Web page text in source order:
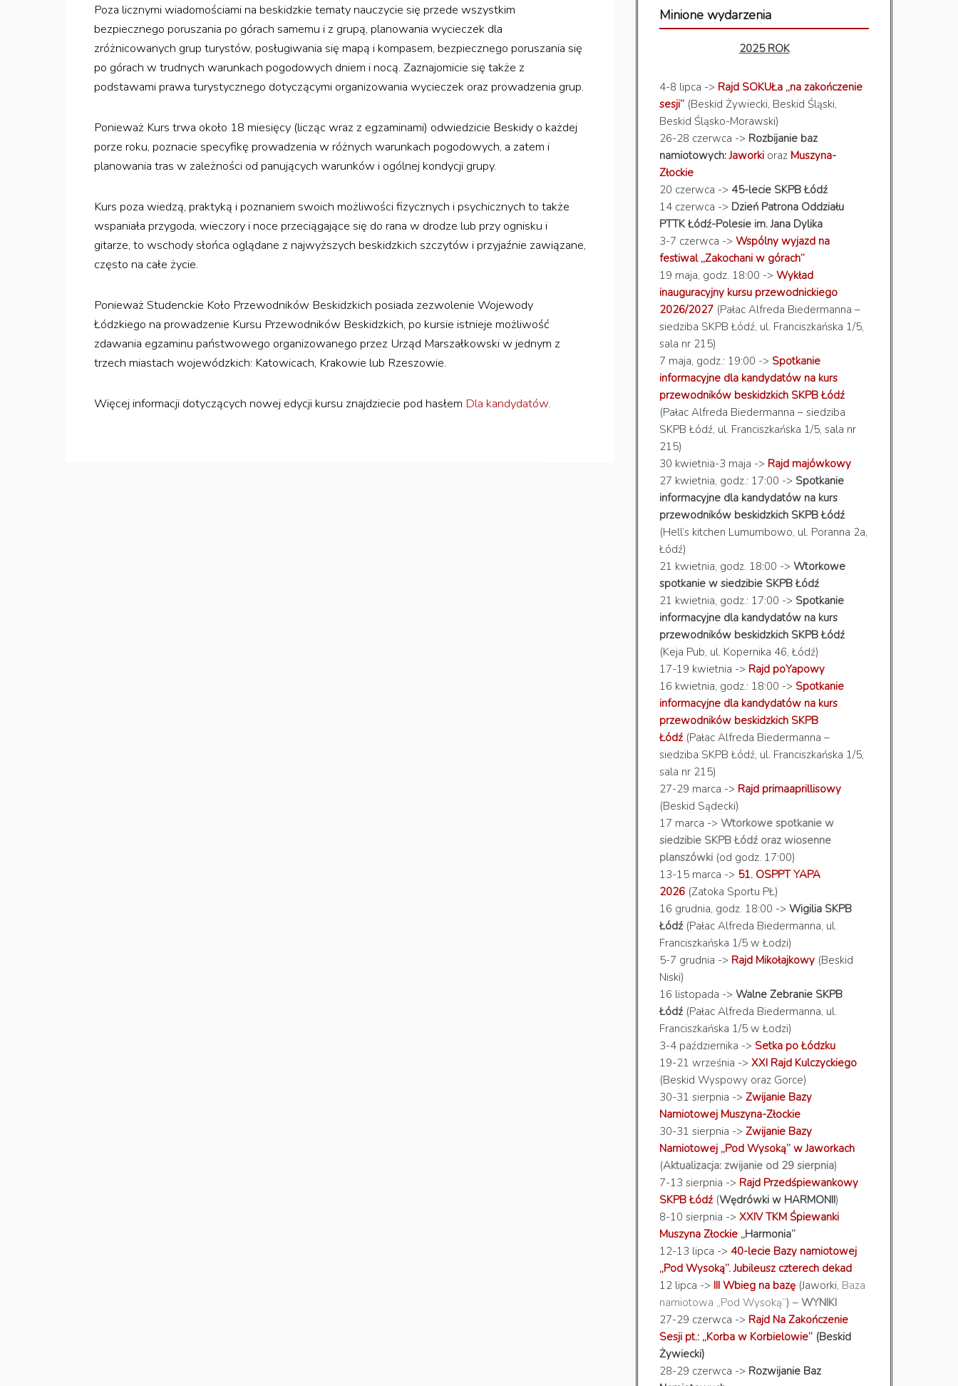
Poza licznymi wiadomościami na beskidzkie tematy nauczycie się przede wszystkim
bezpiecznego poruszania po górach samemu i z grupą, planowania wycieczek dla
zróżnicowanych grup turystów, posługiwania się mapą i kompasem, bezpiecznego poruszania się
po górach w trudnych warunkach pogodowych dniem i nocą. Zaznajomicie się także z
podstawami prawa turystycznego dotyczącymi organizowania wycieczek oraz prowadzenia grup.
Ponieważ Kurs trwa około 18 miesięcy (licząc wraz z egzaminami) odwiedzicie Beskidy o każdej
porze roku, poznacie specyfikę prowadzenia w różnych warunkach pogodowych, a zatem i
planowania tras w zależności od panujących warunków i ogólnej kondycji grupy.
Kurs poza wiedzą, praktyką i poznaniem swoich możliwości fizycznych i psychicznych to także
wspaniała przygoda, wieczory i noce przeciągające się do rana w drodze lub przy ognisku i
gitarze, to wschody słońca oglądane z najwyższych beskidzkich szczytów i przyjaźnie zawiązane,
często na całe życie.
Ponieważ Studenckie Koło Przewodników Beskidzkich posiada zezwolenie Wojewody
Łódzkiego na prowadzenie Kursu Przewodników Beskidzkich, po kursie istnieje możliwość
zdawania egzaminu państwowego organizowanego przez Urząd Marszałkowski w jednym z
trzech miastach wojewódzkich: Katowicach, Krakowie lub Rzeszowie.
Więcej informacji dotyczących nowej edycji kursu znajdziecie pod hasłem Dla kandydatów.
Minione wydarzenia
2025 ROK
4-8 lipca -> Rajd SOKUŁa „na zakończenie
sesji” (Beskid Żywiecki, Beskid Śląski,
Beskid Śląsko-Morawski)
26-28 czerwca -> Rozbijanie baz
namiotowych: Jaworki oraz Muszyna-
Złockie
20 czerwca -> 45-lecie SKPB Łódź
14 czerwca -> Dzień Patrona Oddziału
PTTK Łódź-Polesie im. Jana Dylika
3-7 czerwca -> Wspólny wyjazd na
festiwal „Zakochani w górach”
19 maja, godz. 18:00 -> Wykład
inauguracyjny kursu przewodnickiego
2026/2027 (Pałac Alfreda Biedermanna –
siedziba SKPB Łódź, ul. Franciszkańska 1/5,
sala nr 215)
7 maja, godz.: 19:00 -> Spotkanie
informacyjne dla kandydatów na kurs
przewodników beskidzkich SKPB Łódź
(Pałac Alfreda Biedermanna – siedziba
SKPB Łódź, ul. Franciszkańska 1/5, sala nr
215)
30 kwietnia-3 maja -> Rajd majówkowy
27 kwietnia, godz.: 17:00 -> Spotkanie
informacyjne dla kandydatów na kurs
przewodników beskidzkich SKPB Łódź
(Hell’s kitchen Lumumbowo, ul. Poranna 2a,
Łódź)
21 kwietnia, godz. 18:00 -> Wtorkowe
spotkanie w siedzibie SKPB Łódź
21 kwietnia, godz.: 17:00 -> Spotkanie
informacyjne dla kandydatów na kurs
przewodników beskidzkich SKPB Łódź
(Keja Pub, ul. Kopernika 46, Łódź)
17-19 kwietnia -> Rajd poYapowy
16 kwietnia, godz.: 18:00 -> Spotkanie
informacyjne dla kandydatów na kurs
przewodników beskidzkich SKPB
Łódź (Pałac Alfreda Biedermanna –
siedziba SKPB Łódź, ul. Franciszkańska 1/5,
sala nr 215)
27-29 marca -> Rajd primaaprillisowy
(Beskid Sądecki)
17 marca -> Wtorkowe spotkanie w
siedzibie SKPB Łódź oraz wiosenne
planszówki (od godz. 17:00)
13-15 marca -> 51. OSPPT YAPA
2026 (Zatoka Sportu PŁ)
16 grudnia, godz. 18:00 -> Wigilia SKPB
Łódź (Pałac Alfreda Biedermanna, ul.
Franciszkańska 1/5 w Łodzi)
5-7 grudnia -> Rajd Mikołajkowy (Beskid
Niski)
16 listopada -> Walne Zebranie SKPB
Łódź (Pałac Alfreda Biedermanna, ul.
Franciszkańska 1/5 w Łodzi)
3-4 października -> Setka po Łódzku
19-21 września -> XXI Rajd Kulczyckiego
(Beskid Wyspowy oraz Gorce)
30-31 sierpnia -> Zwijanie Bazy
Namiotowej Muszyna-Złockie
30-31 sierpnia -> Zwijanie Bazy
Namiotowej „Pod Wysoką” w Jaworkach
(Aktualizacja: zwijanie od 29 sierpnia)
7-13 sierpnia -> Rajd Przedśpiewankowy
SKPB Łódź (Wędrówki w HARMONII)
8-10 sierpnia -> XXIV TKM Śpiewanki
Muszyna Złockie „Harmonia”
12-13 lipca -> 40-lecie Bazy namiotowej
„Pod Wysoką”. Jubileusz czterech dekad
12 lipca -> III Wbieg na bazę (Jaworki, Baza
namiotowa „Pod Wysoką”) – WYNIKI
27-29 czerwca -> Rajd Na Zakończenie
Sesji pt.: „Korba w Korbielowie” (Beskid
Żywiecki)
28-29 czerwca -> Rozwijanie Baz